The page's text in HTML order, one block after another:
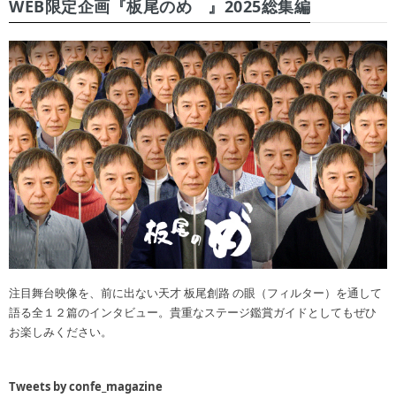
WEB限定企画『板尾のめ゙』2025総集編
注目舞台映像を、前に出ない天才 板尾創路 の眼（フィルター）を通して
語る全１２篇のインタビュー。貴重なステージ鑑賞ガイドとしてもぜひ
お楽しみください。
Tweets by confe_magazine